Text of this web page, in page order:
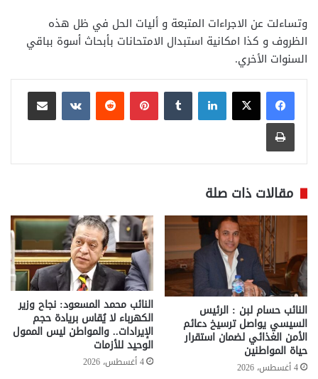
وتساءلت عن الاجراءات المتبعة و أليات الحل في ظل هذه
الظروف و كذا امكانية استبدال الامتحانات بأبحاث أسوة بباقي
السنوات الأخري.
لينكدإن بينتيريست
مشاركة عبر البريد
طباعة
مقالات ذات صلة
النائب حسام لبن : الرئيس
السيسي يواصل ترسيخ دعائم
الأمن الغذائي لضمان استقرار
حياة المواطنين
4 أغسطس، 2026
النائب محمد المسعود: نجاح وزير
الكهرباء لا يُقاس بريادة حجم
الإيرادات.. والمواطن ليس الممول
الوحيد للأزمات
4 أغسطس، 2026